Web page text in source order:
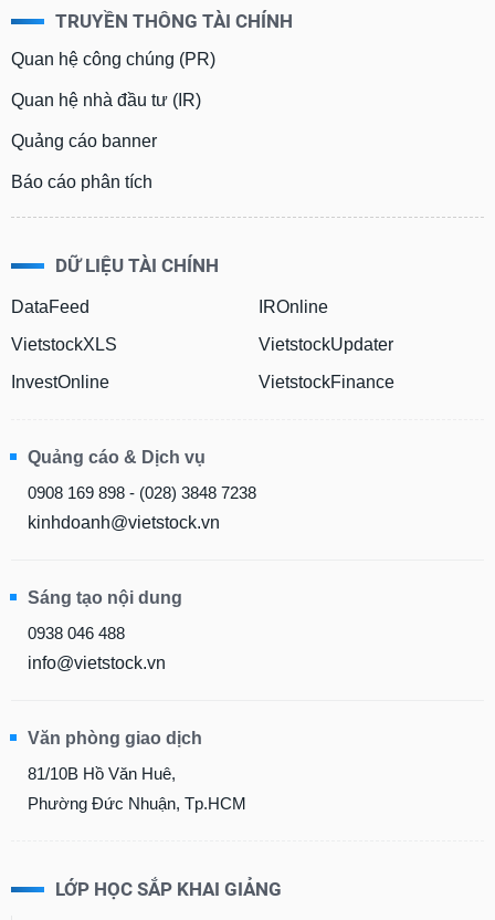
TRUYỀN THÔNG TÀI CHÍNH
Quan hệ công chúng (PR)
Quan hệ nhà đầu tư (IR)
Quảng cáo banner
Báo cáo phân tích
DỮ LIỆU TÀI CHÍNH
DataFeed
VietstockXLS
InvestOnline
IROnline
VietstockUpdater
VietstockFinance
Quảng cáo & Dịch vụ
0908 169 898 - (028) 3848 7238
kinhdoanh@vietstock.vn
Sáng tạo nội dung
0938 046 488
info@vietstock.vn
Văn phòng giao dịch
81/10B Hồ Văn Huê,
Phường Đức Nhuận, Tp.HCM
LỚP HỌC SẮP KHAI GIẢNG